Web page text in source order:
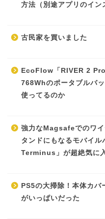
方法（別途アプリのイン
古民家を買いました
EcoFlow「RIVER 2
768Whのポータブルバ
使ってるのか
強力なMagsafeでのワ
タンドにもなるモバイ
Terminus」が超絶気に
PS5の大掃除！本体カバ
がいっぱいだった